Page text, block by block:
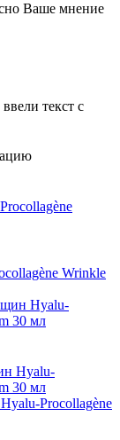
Ваше мнение
текст с
Wrinkle
Hyalu-
30 мл